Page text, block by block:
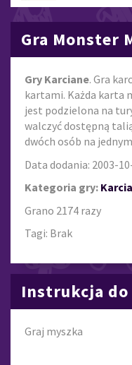
Gra Monster
Gry Karciane. Gra
kartami. Każda karta
jest podzielona na
walczyć dostępną
dwóch osób na
Data dodania: 2003-
Kategoria gry:
Grano 2174 razy
Tagi: Brak
Instrukcja
Graj myszka